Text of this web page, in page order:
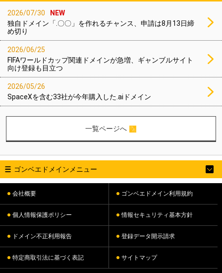
2026/07/30
NEW
独自ドメイン「.〇〇」を作れるチャンス、申請は8月13日締
め切り
2026/06/25
FIFAワールドカップ関連ドメインが急増、ギャンブルサイト
向け登録も目立つ
2026/05/26
SpaceXを含む33社が今年購入した.aiドメイン
一覧ページへ
ゴンベエドメインメニュー
会社概要 ゴンベエドメイン利用規約
個人情報保護ポリシー 情報セキュリティ基本方針
ドメイン不正利用報告 登録データ開示請求
特定商取引法に基づく表記 サイトマップ